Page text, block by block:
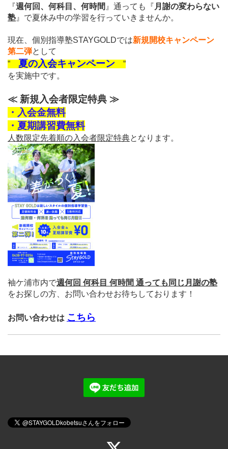
『週何回、何科目、何時間 』通っても『 月謝の変わらない
塾 』 で夏休み中の学習を行っていきませんか。
現在、個別指導塾STAYGOLDでは新規開校キャンペーン
第二弾として
”
夏の入会キャンペーン
”
を実施中です。
≪ 新規入会者限定特典 ≫
・入会金無料
・夏期講習費無料
人数限定先着順の入会者限定特典となります。
袖ケ浦市内で週何回 何科目 何時間 通っても同じ月謝の塾
をお探しの方、 お問い合わせお待ちしております！
お問い合わせは こちら